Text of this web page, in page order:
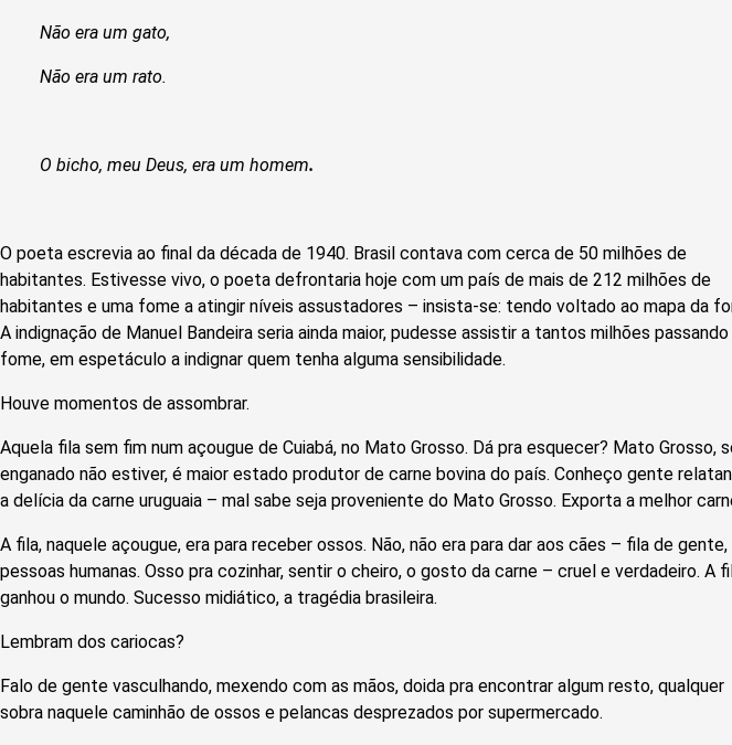
Não era um gato,
Não era um rato.
O bicho, meu Deus, era um homem.
O poeta escrevia ao final da década de 1940. Brasil contava com cerca de 50 milhões de
habitantes. Estivesse vivo, o poeta defrontaria hoje com um país de mais de 212 milhões de
habitantes e uma fome a atingir níveis assustadores – insista-se: tendo voltado ao mapa da
A indignação de Manuel Bandeira seria ainda maior, pudesse assistir a tantos milhões passando
fome, em espetáculo a indignar quem tenha alguma sensibilidade.
Houve momentos de assombrar.
Aquela fila sem fim num açougue de Cuiabá, no Mato Grosso. Dá pra esquecer? Mato Grosso,
enganado não estiver, é maior estado produtor de carne bovina do país. Conheço gente
a delícia da carne uruguaia – mal sabe seja proveniente do Mato Grosso. Exporta a melhor
A fila, naquele açougue, era para receber ossos. Não, não era para dar aos cães – fila de gente,
pessoas humanas. Osso pra cozinhar, sentir o cheiro, o gosto da carne – cruel e verdadeiro. A
ganhou o mundo. Sucesso midiático, a tragédia brasileira.
Lembram dos cariocas?
Falo de gente vasculhando, mexendo com as mãos, doida pra encontrar algum resto, qualquer
sobra naquele caminhão de ossos e pelancas desprezados por supermercado.